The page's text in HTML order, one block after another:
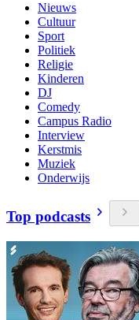
Nieuws
Cultuur
Sport
Politiek
Religie
Kinderen
DJ
Comedy
Campus Radio
Interview
Kerstmis
Muziek
Onderwijs
Top podcasts